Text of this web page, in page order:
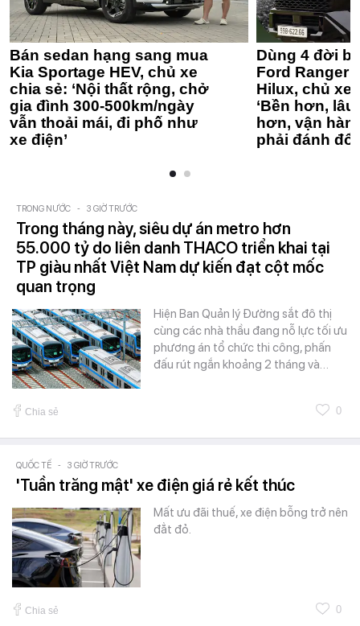
Bán sedan hạng sang mua
Kia Sportage HEV, chủ xe
chia sẻ: ‘Nội thất rộng, chở
gia đình 300-500km/ngày
vẫn thoải mái, đi phố như
xe điện’
Dùng 4 đời
Ford Ranger
Hilux, chủ xe
‘Bền hơn,
hơn, vận
phải đánh
TRONG NƯỚC - 3 GIỜ TRƯỚC
Trong tháng này, siêu dự án metro hơn
55.000 tỷ do liên danh THACO triển khai tại
TP giàu nhất Việt Nam dự kiến đạt cột mốc
quan trọng
Hiện Ban Quản lý Đường sắt đô thị
cùng các nhà thầu đang nỗ lực tối ưu
phương án tổ chức thi công, phấn
đấu rút ngắn khoảng 2 tháng và…
Chia sẻ 0
QUỐC TẾ - 3 GIỜ TRƯỚC
'Tuần trăng mật' xe điện giá rẻ kết thúc
Mất ưu đãi thuế, xe điện bỗng trở nên
đẳt đỏ.
Chia sẻ 0